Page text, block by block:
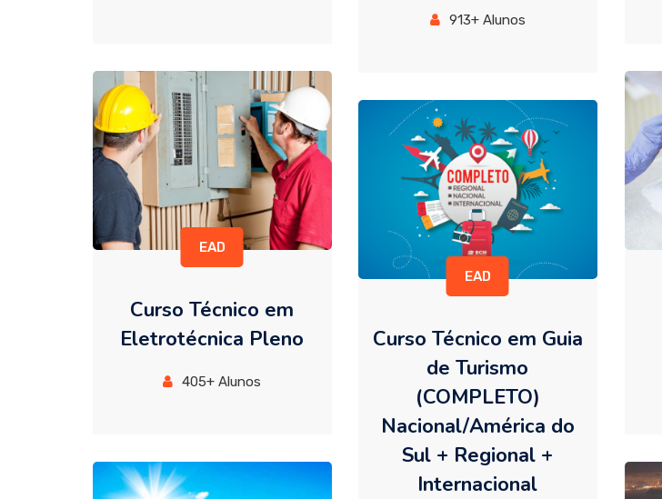
913+ Alunos
EAD
Curso Técnico em
Eletrotécnica Pleno
405+ Alunos
EAD
Curso Técnico em Guia
de Turismo
(COMPLETO)
Nacional/América do
Sul + Regional +
Internacional